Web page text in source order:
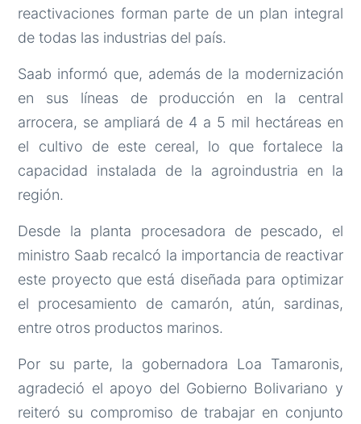
reactivaciones forman parte de un plan integral
de todas las industrias del país.
Saab informó que, además de la modernización
en sus líneas de producción en la central
arrocera, se ampliará de 4 a 5 mil hectáreas en
el cultivo de este cereal, lo que fortalece la
capacidad instalada de la agroindustria en la
región.
Desde la planta procesadora de pescado, el
ministro Saab recalcó la importancia de reactivar
este proyecto que está diseñada para optimizar
el procesamiento de camarón, atún, sardinas,
entre otros productos marinos.
Por su parte, la gobernadora Loa Tamaronis,
agradeció el apoyo del Gobierno Bolivariano y
reiteró su compromiso de trabajar en conjunto